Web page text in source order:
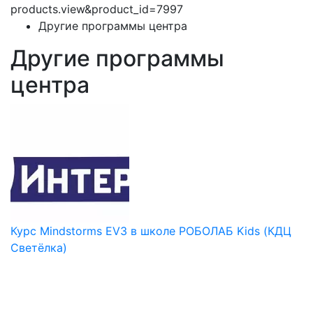
products.view&product_id=7997
Другие программы центра
Другие программы
центра
Курс Mindstorms EV3 в школе РОБОЛАБ Kids (КДЦ
Светёлка)